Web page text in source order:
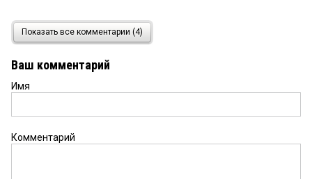
21 мая 2026 в 12:45:
как работают так и выплачивают
Показать все комментарии (4)
Ваш комментарий
Имя
Комментарий